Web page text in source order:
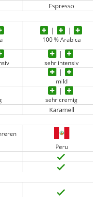
Espresso
100 % Arabica
sehr intensiv
mild
sehr cremig
Karamell
Peru